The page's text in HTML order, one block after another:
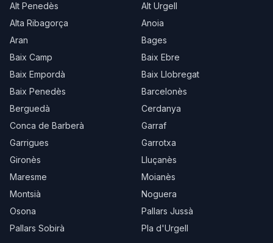
Alt Penedès
Alt Urgell
Alta Ribagorça
Anoia
Aran
Bages
Baix Camp
Baix Ebre
Baix Empordà
Baix Llobregat
Baix Penedès
Barcelonès
Berguedà
Cerdanya
Conca de Barberà
Garraf
Garrigues
Garrotxa
Gironès
Lluçanès
Maresme
Moianès
Montsià
Noguera
Osona
Pallars Jussà
Pallars Sobirà
Pla d'Urgell